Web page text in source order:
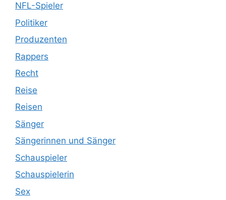
NFL-Spieler
Politiker
Produzenten
Rappers
Recht
Reise
Reisen
Sänger
Sängerinnen und Sänger
Schauspieler
Schauspielerin
Sex